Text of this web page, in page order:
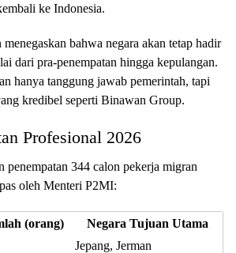
ke Indonesia.
bahwa negara akan tetap hadir
dari pra-penempatan hingga kepulangan.
hanya tanggung jawab pemerintah, tapi
kredibel seperti Binawan Group.
Profesional 2026
penempatan 344 calon pekerja migran
oleh Menteri P2MI:
(orang)
Negara Tujuan Utama
Jepang, Jerman